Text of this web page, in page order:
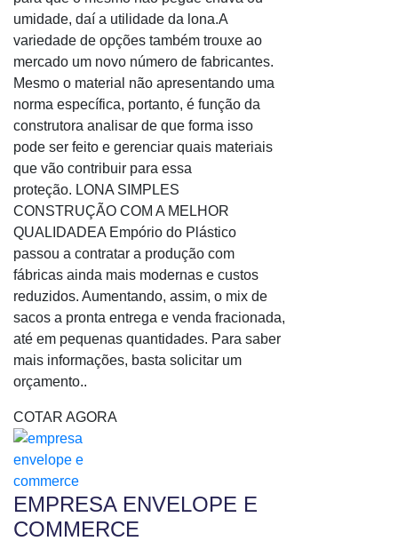
Bobina Filme Stretch
Bobina picotada
Bobina picotada RS
Bobina stretch
Bobina stretch automático
Bobina stretch com manopla
Bobina stretch cortada em fatias
Bobina stretch manual
Bobina stretch preço
Bobininhas em stretch com ou sem aplicador
Boinas stretch cortada em fatias
Boinas stretch medida tradicional
Comprar filme stretch
Fabricante de filme stretch
umidade, daí a utilidade da lona.A
variedade de opções também trouxe ao
mercado um novo número de fabricantes.
Mesmo o material não apresentando uma
norma específica, portanto, é função da
construtora analisar de que forma isso
pode ser feito e gerenciar quais materiais
que vão contribuir para essa
proteção. LONA SIMPLES
CONSTRUÇÃO COM A MELHOR
QUALIDADEA Empório do Plástico
passou a contratar a produção com
fábricas ainda mais modernas e custos
reduzidos. Aumentando, assim, o mix de
sacos a pronta entrega e venda fracionada,
até em pequenas quantidades. Para saber
mais informações, basta solicitar um
orçamento..
COTAR AGORA
EMPRESA ENVELOPE E
COMMERCE